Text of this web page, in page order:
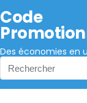
Code
Des économies en